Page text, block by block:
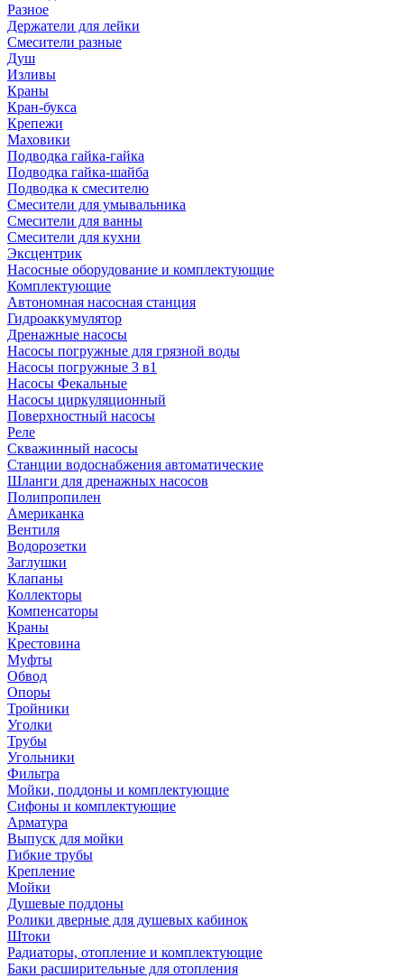
Разное
Держатели для лейки
Смесители разные
Душ
Изливы
Краны
Кран-букса
Крепежи
Маховики
Подводка гайка-гайка
Подводка гайка-шайба
Подводка к смесителю
Смесители для умывальника
Смесители для ванны
Смесители для кухни
Эксцентрик
Насосные оборудование и комплектующие
Комплектующие
Автономная насосная станция
Гидроаккумулятор
Дренажные насосы
Насосы погружные для грязной воды
Насосы погружные 3 в1
Насосы Фекальные
Насосы циркуляционный
Поверхностный насосы
Реле
Скважинный насосы
Станции водоснабжения автоматические
Шланги для дренажных насосов
Полипропилен
Американка
Вентиля
Водорозетки
Заглушки
Клапаны
Коллекторы
Компенсаторы
Краны
Крестовина
Муфты
Обвод
Опоры
Тройники
Уголки
Трубы
Угольники
Фильтра
Мойки, поддоны и комплектующие
Сифоны и комплектующие
Арматура
Выпуск для мойки
Гибкие трубы
Крепление
Мойки
Душевые поддоны
Ролики дверные для душевых кабинок
Штоки
Радиаторы, отопление и комплектующие
Баки расширительные для отопления